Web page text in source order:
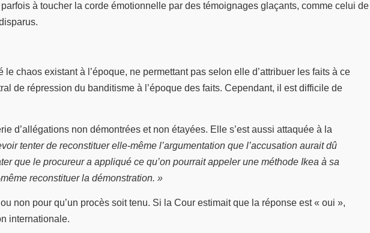
à toucher la corde émotionnelle par des témoignages glaçants, comme celui de
chaos existant à l’époque, ne permettant pas selon elle d’attribuer les faits à ce
de répression du banditisme à l’époque des faits. Cependant, il est difficile de
d’allégations non démontrées et non étayées. Elle s’est aussi attaquée à la
tenter de reconstituer elle-même l’argumentation que l’accusation aurait dû
que le procureur a appliqué ce qu’on pourrait appeler une méthode Ikea à sa
reconstituer la démonstration. »
non pour qu’un procès soit tenu. Si la Cour estimait que la réponse est « oui »,
internationale.